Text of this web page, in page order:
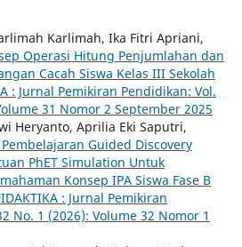
Karlimah, Ika Fitri Apriani,
Operasi Hitung Penjumlahan dan
Cacah Siswa Kelas III Sekolah
: Jurnal Pemikiran Pendidikan: Vol.
31 Nomor 2 September 2025
Heryanto, Aprilia Eki Saputri,
Guided Discovery
PhET Simulation Untuk
Konsep IPA Siswa Fase B
: Jurnal Pemikiran
No. 1 (2026): Volume 32 Nomor 1